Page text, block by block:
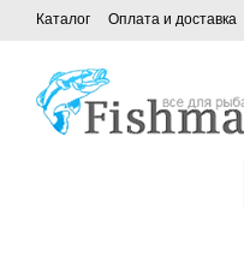
Каталог Оплата и доставка